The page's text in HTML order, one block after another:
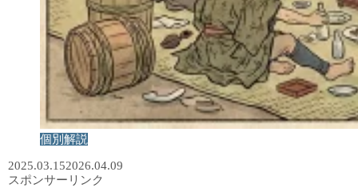
個別解説
2025.03.152026.04.09
スポンサーリンク